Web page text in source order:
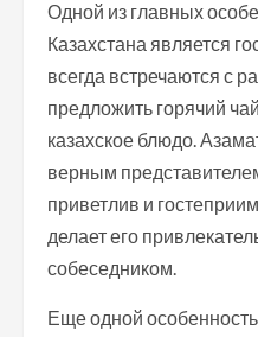
Одной из главных
Казахстана является
всегда встречаются с
предложить горячий
казахское блюдо.
верным
приветлив и
делает его
собеседником.
Еще одной